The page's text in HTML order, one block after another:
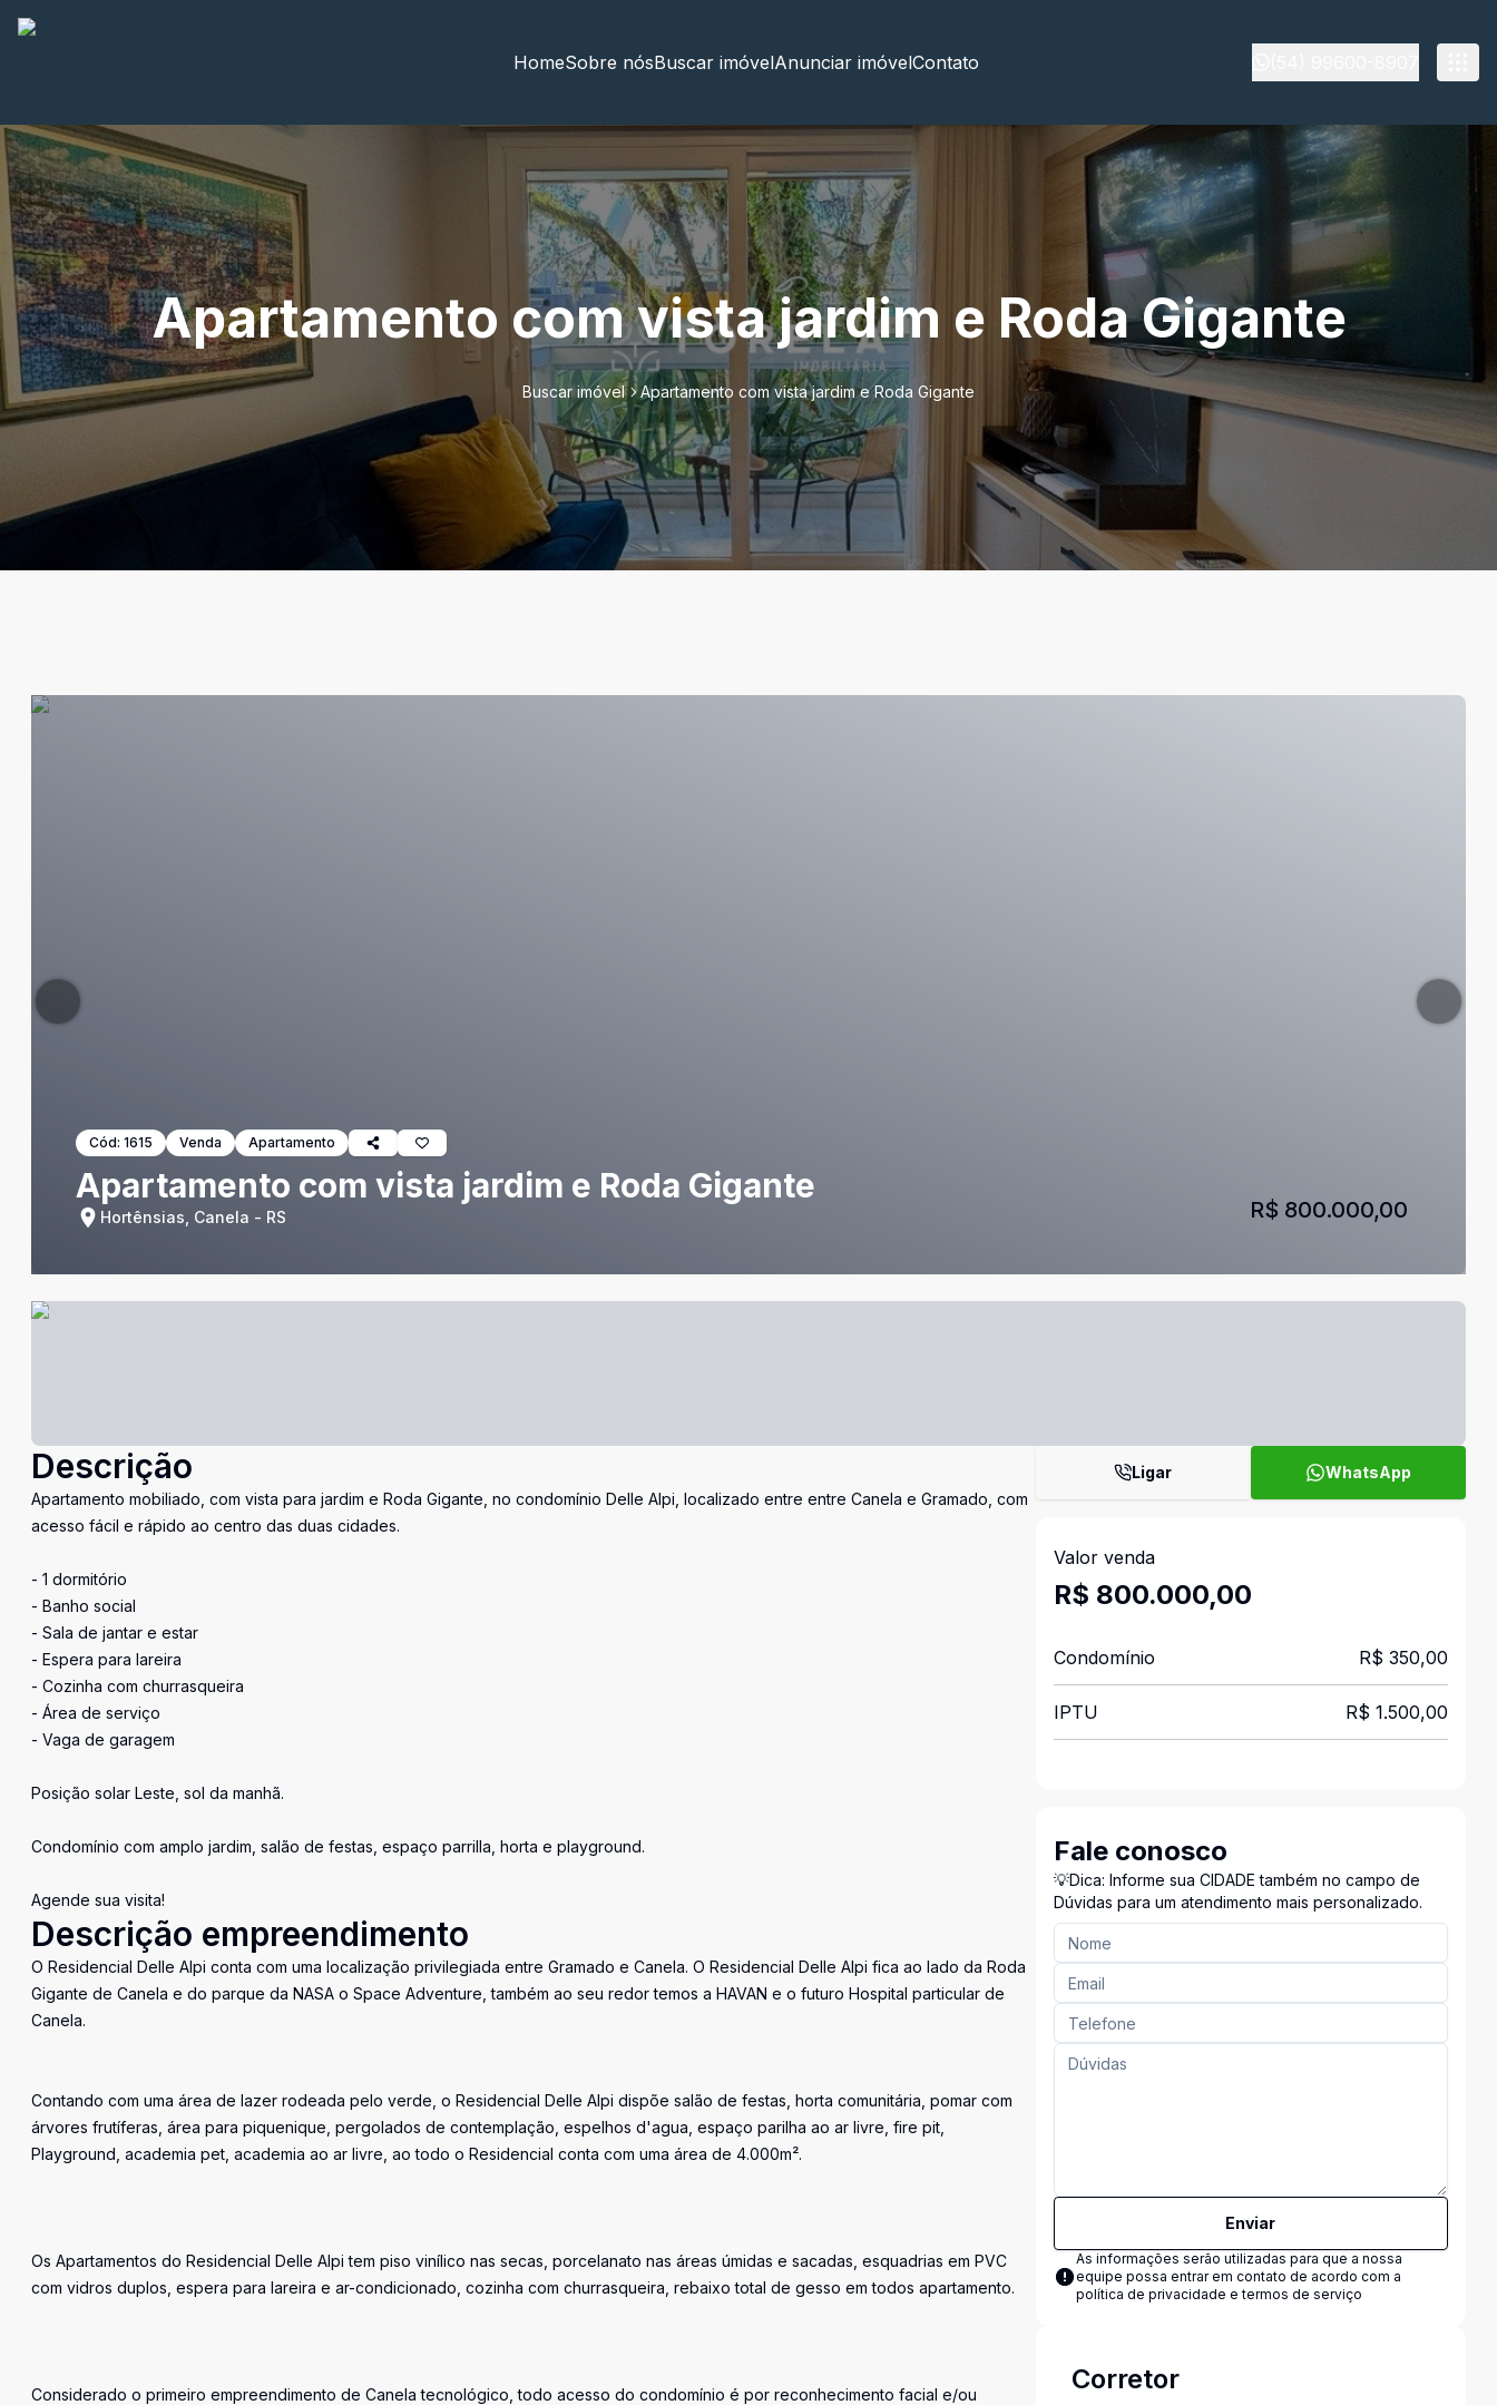
HomeSobre nósBuscar imóvelAnunciar imóvelContato
Apartamento com vista jardim e Roda Gigante
Buscar imóvel Apartamento com vista jardim e Roda Gigante
Cód: 1615 Venda Apartamento
Apartamento com vista jardim e Roda Gigante
Hortênsias, Canela - RS R$ 800.000,00
Descrição
Apartamento mobiliado, com vista para jardim e Roda Gigante, no condomínio Delle Alpi, localizado entre entre Canela e Gramado, com
acesso fácil e rápido ao centro das duas cidades.
- 1 dormitório
- Banho social
- Sala de jantar e estar
- Espera para lareira
- Cozinha com churrasqueira
- Área de serviço
- Vaga de garagem
Posição solar Leste, sol da manhã.
Condomínio com amplo jardim, salão de festas, espaço parrilla, horta e playground.
Agende sua visita!
Descrição empreendimento
O Residencial Delle Alpi conta com uma localização privilegiada entre Gramado e Canela. O Residencial Delle Alpi fica ao lado da Roda
Gigante de Canela e do parque da NASA o Space Adventure, também ao seu redor temos a HAVAN e o futuro Hospital particular de
Canela.
Contando com uma área de lazer rodeada pelo verde, o Residencial Delle Alpi dispõe salão de festas, horta comunitária, pomar com
árvores frutíferas, área para piquenique, pergolados de contemplação, espelhos d'agua, espaço parilha ao ar livre, fire pit,
Playground, academia pet, academia ao ar livre, ao todo o Residencial conta com uma área de 4.000m².
Os Apartamentos do Residencial Delle Alpi tem piso vinílico nas secas, porcelanato nas áreas úmidas e sacadas, esquadrias em PVC
com vidros duplos, espera para lareira e ar-condicionado, cozinha com churrasqueira, rebaixo total de gesso em todos apartamento.
Considerado o primeiro empreendimento de Canela tecnológico, todo acesso do condomínio é por reconhecimento facial e/ou
Ligar WhatsApp
Valor venda
R$ 800.000,00
Condomínio R$ 350,00
IPTU R$ 1.500,00
Fale conosco
💡Dica: Informe sua CIDADE também no campo de
Dúvidas para um atendimento mais personalizado.
Enviar
As informações serão utilizadas para que a nossa
equipe possa entrar em contato de acordo com a
política de privacidade e termos de serviço
Corretor